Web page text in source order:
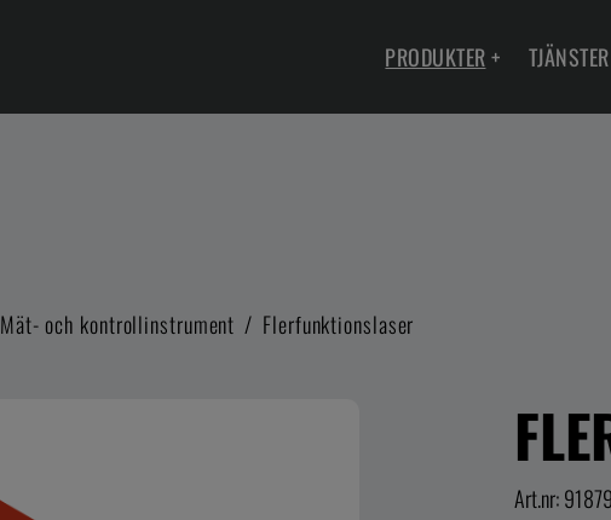
PRODUKTER+ TJÄNSTER
Mät- och kontrollinstrument / Flerfunktionslaser
Art.nr: